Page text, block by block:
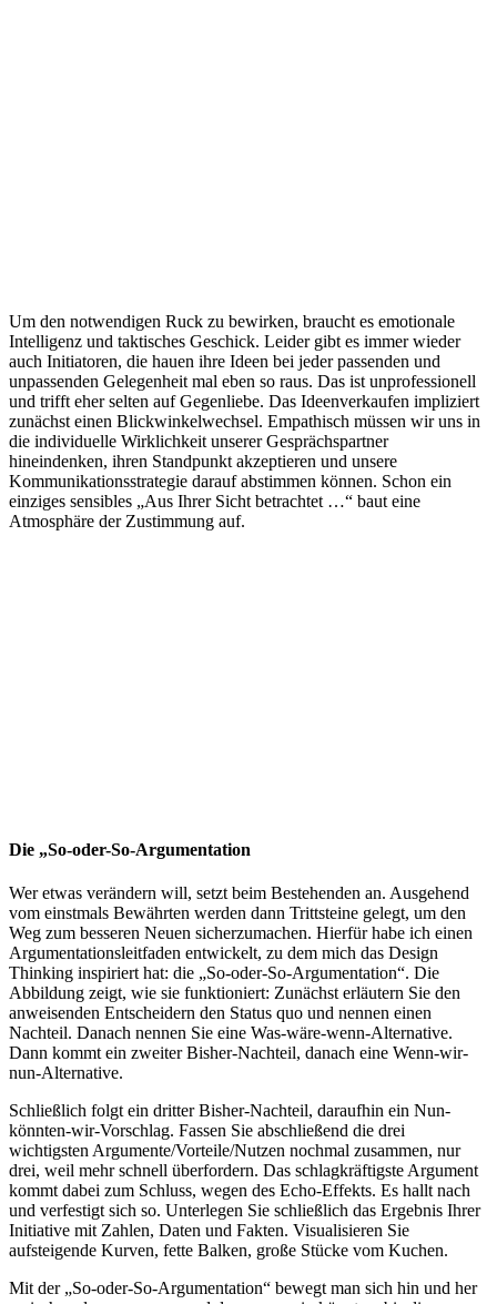
Um den notwendigen Ruck zu bewirken, braucht es emotionale
Intelligenz und taktisches Geschick. Leider gibt es immer wieder
auch Initiatoren, die hauen ihre Ideen bei jeder passenden und
unpassenden Gelegenheit mal eben so raus. Das ist unprofessionell
und trifft eher selten auf Gegenliebe. Das Ideenverkaufen impliziert
zunächst einen Blickwinkelwechsel. Empathisch müssen wir uns in
die individuelle Wirklichkeit unserer Gesprächspartner
hineindenken, ihren Standpunkt akzeptieren und unsere
Kommunikationsstrategie darauf abstimmen können. Schon ein
einziges sensibles „Aus Ihrer Sicht betrachtet …“ baut eine
Atmosphäre der Zustimmung auf.
Die „So-oder-So-Argumentation
Wer etwas verändern will, setzt beim Bestehenden an. Ausgehend
vom einstmals Bewährten werden dann Trittsteine gelegt, um den
Weg zum besseren Neuen sicherzumachen. Hierfür habe ich einen
Argumentationsleitfaden entwickelt, zu dem mich das Design
Thinking inspiriert hat: die „So-oder-So-Argumentation“. Die
Abbildung zeigt, wie sie funktioniert: Zunächst erläutern Sie den
anweisenden Entscheidern den Status quo und nennen einen
Nachteil. Danach nennen Sie eine Was-wäre-wenn-Alternative.
Dann kommt ein zweiter Bisher-Nachteil, danach eine Wenn-wir-
nun-Alternative.
Schließlich folgt ein dritter Bisher-Nachteil, daraufhin ein Nun-
könnten-wir-Vorschlag. Fassen Sie abschließend die drei
wichtigsten Argumente/Vorteile/Nutzen nochmal zusammen, nur
drei, weil mehr schnell überfordern. Das schlagkräftigste Argument
kommt dabei zum Schluss, wegen des Echo-Effekts. Es hallt nach
und verfestigt sich so. Unterlegen Sie schließlich das Ergebnis Ihrer
Initiative mit Zahlen, Daten und Fakten. Visualisieren Sie
aufsteigende Kurven, fette Balken, große Stücke vom Kuchen.
Mit der „So-oder-So-Argumentation“ bewegt man sich hin und her